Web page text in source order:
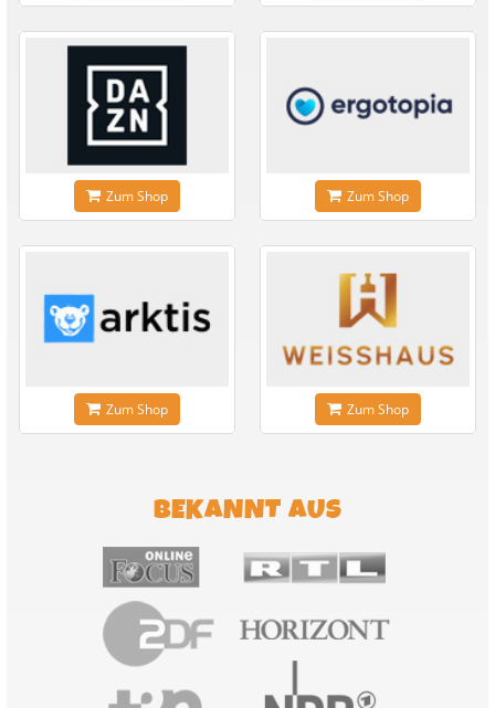
Zum Shop Zum Shop
Zum Shop Zum Shop
BEKANNT AUS